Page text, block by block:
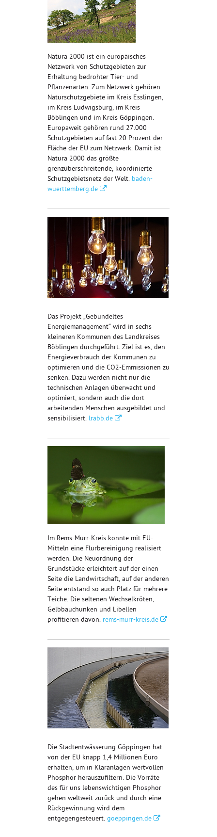
Natura 2000 ist ein europäisches
Netzwerk von Schutzgebieten zur
Erhaltung bedrohter Tier- und
Pflanzenarten. Zum Netzwerk gehören
Naturschutzgebiete im Kreis Esslingen,
im Kreis Ludwigsburg, im Kreis
Böblingen und im Kreis Göppingen.
Europaweit gehören rund 27.000
Schutzgebieten auf fast 20 Prozent der
Fläche der EU zum Netzwerk. Damit ist
Natura 2000 das größte
grenzüberschreitende, koordinierte
Schutzgebietsnetz der Welt. baden-
wuerttemberg.de
Das Projekt „Gebündeltes
Energiemanagement“ wird in sechs
kleineren Kommunen des Landkreises
Böblingen durchgeführt. Ziel ist es, den
Energieverbrauch der Kommunen zu
optimieren und die CO2-Emmissionen zu
senken. Dazu werden nicht nur die
technischen Anlagen überwacht und
optimiert, sondern auch die dort
arbeitenden Menschen ausgebildet und
sensibilisiert. lrabb.de
Im Rems-Murr-Kreis konnte mit EU-
Mitteln eine Flurbereinigung realisiert
werden. Die Neuordnung der
Grundstücke erleichtert auf der einen
Seite die Landwirtschaft, auf der anderen
Seite entstand so auch Platz für mehrere
Teiche. Die seltenen Wechselkröten,
Gelbbauchunken und Libellen
profitieren davon. rems-murr-kreis.de
Die Stadtentwässerung Göppingen hat
von der EU knapp 1,4 Millionen Euro
erhalten, um in Kläranlagen wertvollen
Phosphor herauszufiltern. Die Vorräte
des für uns lebenswichtigen Phosphor
gehen weltweit zurück und durch eine
Rückgewinnung wird dem
entgegengesteuert. goeppingen.de